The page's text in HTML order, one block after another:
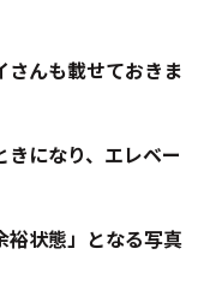
さんも載せておきま
になり、エレベー
裕状態」となる写真